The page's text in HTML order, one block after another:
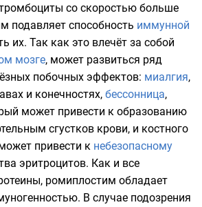
со скоростью больше
подавляет способность иммунной
их. Так как это влечёт за собой
мозге, может развиться ряд
побочных эффектов: миалгия,
и конечностях, бессонница,
может привести к образованию
сгустков крови, и костного
привести к небезопасному
эритроцитов. Как и все
ромиплостим обладает
В случае подозрения